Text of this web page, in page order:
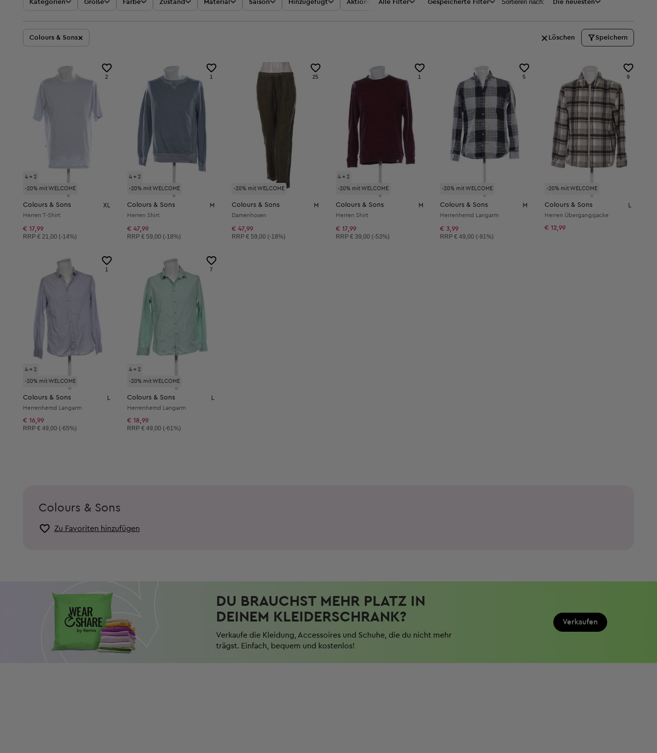
Kategorien Größe Farbe Zustand Material Saison Hinzugefügt Aktionen Preis
Alle Filter Gespeicherte Filter Sortieren nach: Die neuesten
Colours & Sons× Löschen Speichern
4 = 2
-20% mit WELCOME
2
Colours & Sons XL
Herren T-Shirt
€ 17,99
Unverbindliche Preisempfehlung:
RRP € 21,00 (-14%)
4 = 2
-20% mit WELCOME
1
Colours & Sons M
Herren Shirt
€ 47,99
Unverbindliche Preisempfehlung:
RRP€ 59,00 (-18%)
-20% mit WELCOME
25
Colours & Sons M
Damenhosen
€ 47,99
Unverbindliche Preisempfehlung:
RRP € 59,00 (-18%)
4 = 2
-20% mit WELCOME
1
Colours & Sons M
Herren Shirt
€ 17,99
Unverbindliche Preisempfehlung:
RRP € 39,00 (-53%)
-20% mit WELCOME
5
Colours & Sons M
Herrenhemd Langarm
€ 3,99
Unverbindliche Preisempfehlung:
RRP€ 49,00 (-91%)
-20% mit WELCOME
9
Colours & Sons
Herren Übergangsjacke
€ 12,99
4 = 2
-20% mit WELCOME
1
Colours & Sons
Herrenhemd Langarm
€ 16,99
Unverbindliche Preisempfehlung:
RRP € 49,00 (-65%)
4 = 2
-20% mit WELCOME
7
Colours & Sons
Herrenhemd Langarm
€ 18,99
Unverbindliche Preisempfehlung:
RRP€ 49,00 (-61%)
Colours & Sons
Zu Favoriten hinzufügen
DU BRAUCHST MEHR PLATZ IN
DEINEM KLEIDERSCHRANK?
Verkaufe die Kleidung, Accessoires und Schuhe, die du nicht mehr
trägst. Einfach, bequem und kostenlos!
Verkaufen